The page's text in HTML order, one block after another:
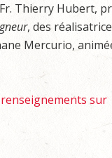
Thierry Hubert,
, des
Mercurio,
sur